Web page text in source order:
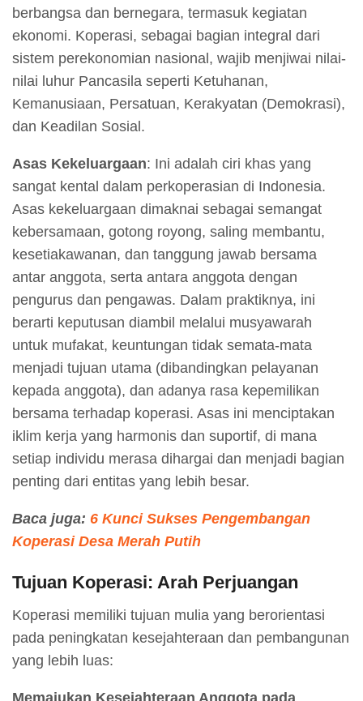
berbangsa dan bernegara, termasuk kegiatan
ekonomi. Koperasi, sebagai bagian integral dari
sistem perekonomian nasional, wajib menjiwai nilai-
nilai luhur Pancasila seperti Ketuhanan,
Kemanusiaan, Persatuan, Kerakyatan (Demokrasi),
dan Keadilan Sosial.
Asas Kekeluargaan: Ini adalah ciri khas yang
sangat kental dalam perkoperasian di Indonesia.
Asas kekeluargaan dimaknai sebagai semangat
kebersamaan, gotong royong, saling membantu,
kesetiakawanan, dan tanggung jawab bersama
antar anggota, serta antara anggota dengan
pengurus dan pengawas. Dalam praktiknya, ini
berarti keputusan diambil melalui musyawarah
untuk mufakat, keuntungan tidak semata-mata
menjadi tujuan utama (dibandingkan pelayanan
kepada anggota), dan adanya rasa kepemilikan
bersama terhadap koperasi. Asas ini menciptakan
iklim kerja yang harmonis dan suportif, di mana
setiap individu merasa dihargai dan menjadi bagian
penting dari entitas yang lebih besar.
Baca juga: 6 Kunci Sukses Pengembangan
Koperasi Desa Merah Putih
Tujuan Koperasi: Arah Perjuangan
Koperasi memiliki tujuan mulia yang berorientasi
pada peningkatan kesejahteraan dan pembangunan
yang lebih luas:
Memajukan Kesejahteraan Anggota pada